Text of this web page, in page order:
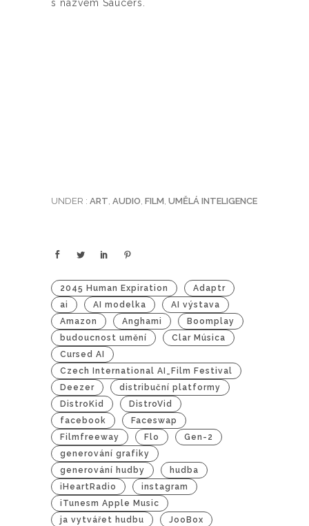
s názvem Saucers.
UNDER : ART, AUDIO, FILM, UMĚLÁ INTELIGENCE
2045 Human Expiration
Adaptr
ai
AI modelka
AI výstava
Amazon
Anghami
Boomplay
budoucnost umění
Clar Música
Cursed AI
Czech International AI_Film Festival
Deezer
distribuční platformy
DistroKid
DistroVid
facebook
Faceswap
Filmfreeway
Flo
Gen-2
generování grafiky
generování hudby
hudba
iHeartRadio
instagram
iTunesm Apple Music
ja vytvářet hudbu
JooBox